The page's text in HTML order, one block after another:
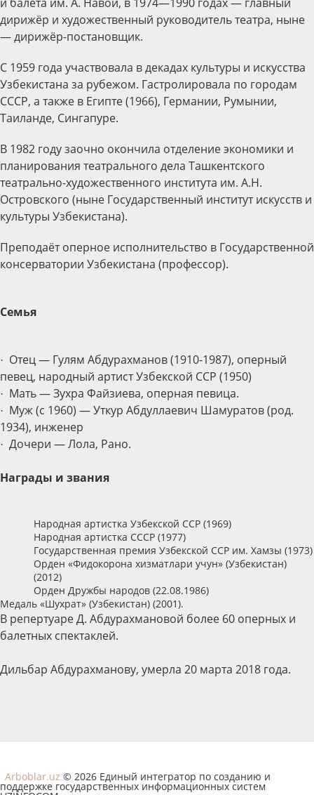
дирижёр и художественный руководитель театра, ныне
— дирижёр-постановщик.
С 1959 года участвовала в декадах культуры и искусства
Узбекистана за рубежом. Гастролировала по городам
СССР, а также в Египте (1966), Германии, Румынии,
Таиланде, Сингапуре.
В 1982 году заочно окончила отделение экономики и
планирования театрального дела Ташкентского
театрально-художественного института им. А.Н.
Островского (ныне Государственный институт искусств и
культуры Узбекистана).
Преподаёт оперное исполнительство в Государственной
консерватории Узбекистана (профессор).
Семья
· Отец — Гулям Абдурахманов (1910-1987), оперный
певец, народный артист Узбекской ССР (1950)
· Мать — Зухра Файзиева, оперная певица.
· Муж (с 1960) — Уткур Абдуллаевич Шамуратов (род.
1934), инженер
· Дочери — Лола, Рано.
Награды и звания
Народная артистка Узбекской ССР (1969)
Народная артистка СССР (1977)
Государственная премия Узбекской ССР им. Хамзы (1973)
Орден «Фидокорона хизматлари учун» (Узбекистан)
(2012)
Орден Дружбы народов (22.08.1986)
Медаль «Шухрат» (Узбекистан) (2001).
В репертуаре Д. Абдурахмановой более 60 оперных и
балетных спектаклей.
Дильбар Абдурахманову, умерла 20 марта 2018 года.
Arboblar.uz © 2026 Единый интегратор по созданию и
поддержке государственных информационных систем